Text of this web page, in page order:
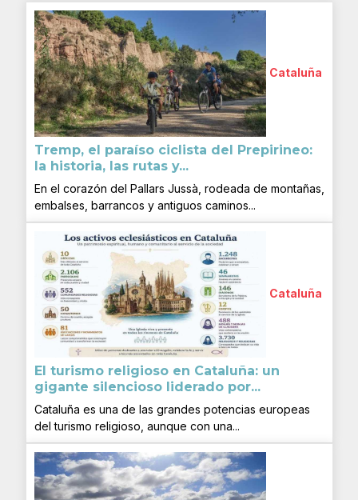
Cataluña
Tremp, el paraíso ciclista del Prepirineo:
la historia, las rutas y...
En el corazón del Pallars Jussà, rodeada de montañas,
embalses, barrancos y antiguos caminos...
Cataluña
El turismo religioso en Cataluña: un
gigante silencioso liderado por...
Cataluña es una de las grandes potencias europeas
del turismo religioso, aunque con una...